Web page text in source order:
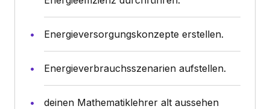
Energieversorgungskonzepte erstellen.
Energieverbrauchsszenarien aufstellen.
deinen Mathematiklehrer alt aussehen